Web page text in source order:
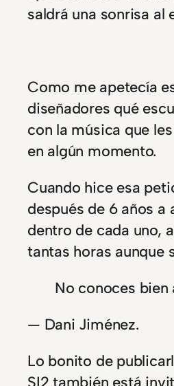
saldrá una sonrisa al
Como me apetecía
diseñadores qué
con la música que
en algún momento.
Cuando hice esa
después de 6 años
dentro de cada uno,
tantas horas aunque
No conoces bien
— Dani Jiménez.
Lo bonito de
SI2 también está